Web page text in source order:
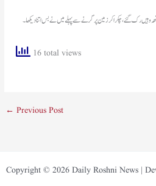
رک گئے ،چکرا کر زمین پر گرنے سے پہلے میں نے بس اتنا دیکها۔
16 total views
← Previous Post
Copyright © 2026 Daily Roshni News |